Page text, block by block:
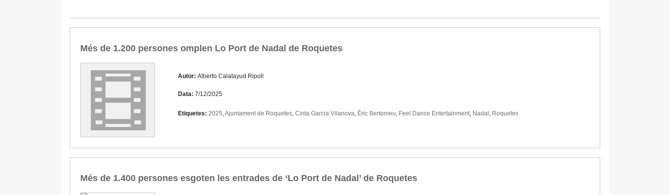
Més de 1.200 persones omplen Lo Port de Nadal de Roquetes
Autor: Alberto Calatayud Ripoll
Data: 7/12/2025
Etiquetes: 2025,Ajuntament de Roquetes, Cinta Garcia Vilanova, Èric Bertomeu, Feel Dance Entertainment, Nadal , Roquetes
Més de 1.400 persones esgoten les entrades de ‘Lo Port de Nadal’ de Roquetes